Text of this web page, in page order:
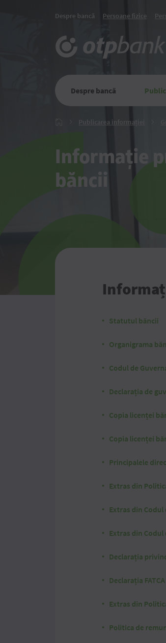
Despre bancă Persoane fizice
Despre bancă
Publicarea informației
Informație
băncii
Statutul băncii
Organigrama
Codul de
Declarația de
Copia licenței
Copia licenței
Principalele
Extras din
Extras din Codul
Extras din Codul
Declarația
Declarația FATCA
Extras din
Politica de